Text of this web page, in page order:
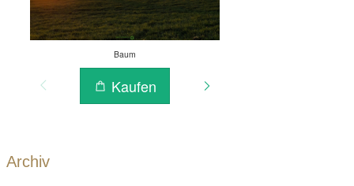
Archiv